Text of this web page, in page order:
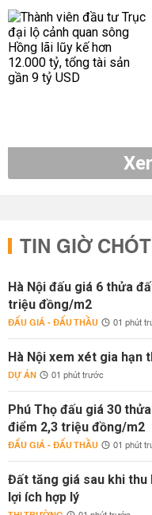
TIN GIỜ CHÓT
Hà Nội đấu giá 6 thửa
triệu đồng/m2
ĐẤU GIÁ - ĐẤU THẦU 01 phút
Hà Nội xem xét gia hạn
DỰ ÁN 01 phút trước
Phú Thọ đấu giá 30
điểm 2,3 triệu đồng/m2
ĐẤU GIÁ - ĐẤU THẦU 01 phút
Đất tăng giá sau khi thu
lợi ích hợp lý